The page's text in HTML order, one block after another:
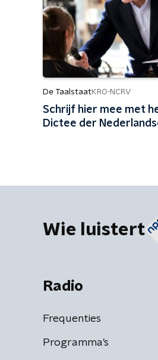
De TaalstaatKRO-NCRV
Schrijf hier mee met
Dictee der
Wie luistert
Radio
Frequenties
Programma's